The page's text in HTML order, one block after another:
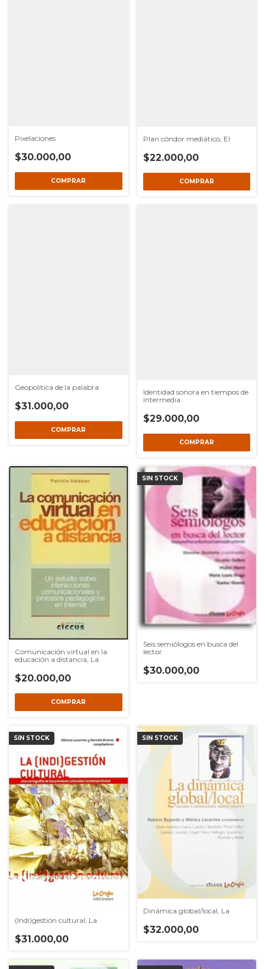
Pixelaciones
$30.000,00
Plan cóndor mediático, El
$22.000,00
Geopolítica de la palabra
$31.000,00
Identidad sonora en tiempos de
intermedia
$29.000,00
Comunicación virtual en la
educación a distancia, La
$20.000,00
SIN STOCK
Seis semiólogos en busca del
lector
$30.000,00
SIN STOCK
(Indi)gestión cultural, La
$31.000,00
SIN STOCK
Dinámica global/local, La
$32.000,00